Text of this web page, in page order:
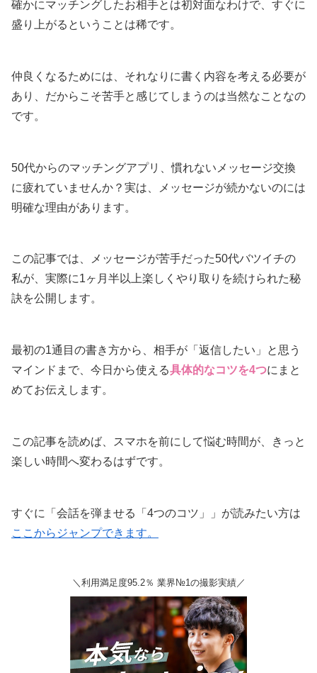
確かにマッチングしたお相手とは初対面なわけで、すぐに
盛り上がるということは稀です。
仲良くなるためには、それなりに書く内容を考える必要が
あり、だからこそ苦手と感じてしまうのは当然なことなの
です。
50代からのマッチングアプリ、慣れないメッセージ交換
に疲れていませんか？実は、メッセージが続かないのには
明確な理由があります。
この記事では、メッセージが苦手だった50代バツイチの
私が、実際に1ヶ月半以上楽しくやり取りを続けられた秘
訣を公開します。
最初の1通目の書き方から、相手が「返信したい」と思う
マインドまで、今日から使える具体的なコツを4つにまと
めてお伝えします。
この記事を読めば、スマホを前にして悩む時間が、きっと
楽しい時間へ変わるはずです。
すぐに「会話を弾ませる「4つのコツ」」が読みたい方は
ここからジャンプできます。
＼利用満足度95.2％ 業界№1の撮影実績／